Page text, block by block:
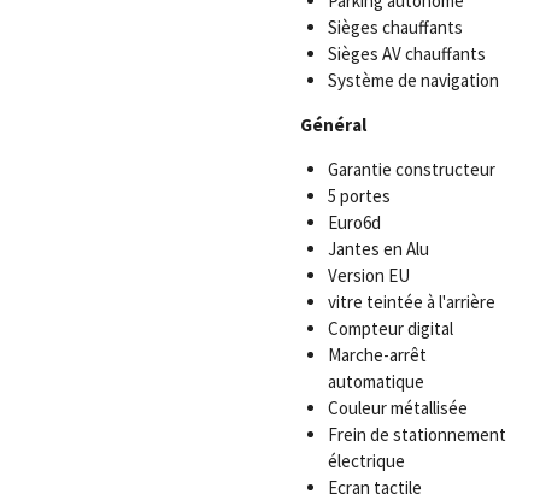
Sièges chauffants
Sièges AV chauffants
Système de navigation
Général
Garantie constructeur
5 portes
Euro6d
Jantes en Alu
Version EU
vitre teintée à l'arrière
Compteur digital
Marche-arrêt
automatique
Couleur métallisée
Frein de stationnement
électrique
Ecran tactile